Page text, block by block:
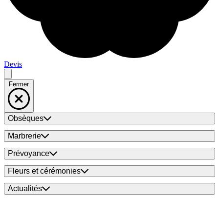
Devis
Fermer
Obsèques
Marbrerie
Prévoyance
Fleurs et cérémonies
Actualités